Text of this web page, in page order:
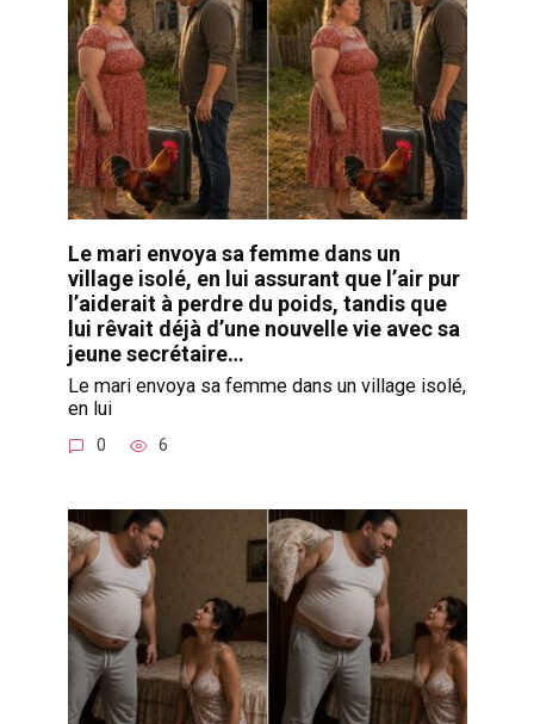
Le mari envoya sa femme dans un
village isolé, en lui assurant que l’air pur
l’aiderait à perdre du poids, tandis que
lui rêvait déjà d’une nouvelle vie avec sa
jeune secrétaire…
Le mari envoya sa femme dans un village isolé,
en lui
0 6